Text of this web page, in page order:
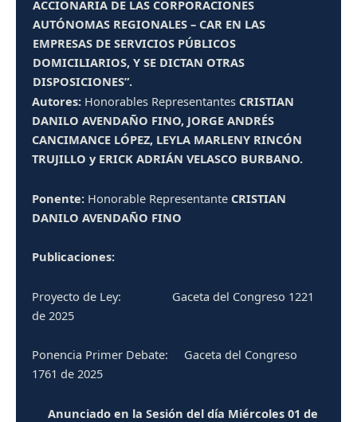
ACCIONARIA DE LAS CORPORACIONES
AUTÓNOMAS REGIONALES – CAR EN LAS
EMPRESAS DE SERVICIOS PÚBLICOS
DOMICILIARIOS, Y SE DICTAN OTRAS
DISPOSICIONES”.
Autores: Honorables Representantes CRISTIAN
DANILO AVENDAÑO FINO, JORGE ANDRÉS
CANCIMANCE LÓPEZ, LEYLA MARLENY RINCÓN
TRUJILLO y ERICK ADRIÁN VELASCO BURBANO.
Ponente: Honorable Representante CRISTIAN
DANILO AVENDAÑO FINO
Publicaciones:
Proyecto de Ley:
Gaceta del Congreso 1221
de 2025
Ponencia Primer Debate: Gaceta del Congreso
1761 de 2025
Anunciado en la Sesión del día Miércoles 01 de